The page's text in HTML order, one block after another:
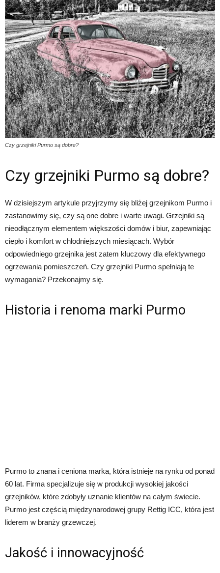
Czy grzejniki Purmo są dobre?
Czy grzejniki Purmo są dobre?
W dzisiejszym artykule przyjrzymy się bliżej grzejnikom Purmo i
zastanowimy się, czy są one dobre i warte uwagi. Grzejniki są
nieodłącznym elementem większości domów i biur, zapewniając
ciepło i komfort w chłodniejszych miesiącach. Wybór
odpowiedniego grzejnika jest zatem kluczowy dla efektywnego
ogrzewania pomieszczeń. Czy grzejniki Purmo spełniają te
wymagania? Przekonajmy się.
Historia i renoma marki Purmo
Purmo to znana i ceniona marka, która istnieje na rynku od ponad
60 lat. Firma specjalizuje się w produkcji wysokiej jakości
grzejników, które zdobyły uznanie klientów na całym świecie.
Purmo jest częścią międzynarodowej grupy Rettig ICC, która jest
liderem w branży grzewczej.
Jakość i innowacyjność